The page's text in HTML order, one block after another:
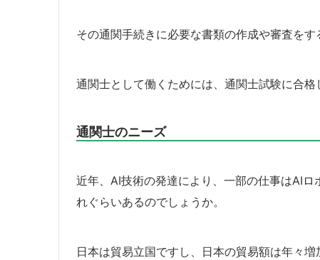
その通関手続きに必要な書類の作成や審査をす
通関士として働くためには、通関士試験に合格
通関士のニーズ
近年、AI技術の発達により、一部の仕事はAI
れぐらいあるのでしょうか。
日本は貿易立国ですし、日本の貿易額は年々